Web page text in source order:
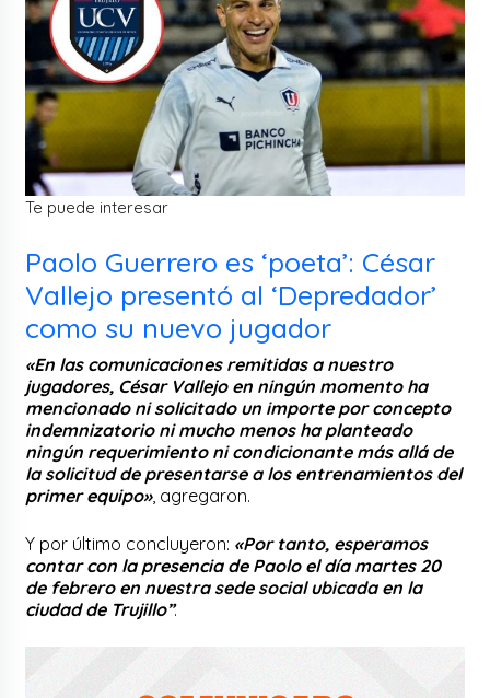
Te puede interesar
Paolo Guerrero es ‘poeta’: César
Vallejo presentó al ‘Depredador’
como su nuevo jugador
«En las comunicaciones remitidas a nuestro
jugadores, César Vallejo en ningún momento ha
mencionado ni solicitado un importe por concepto
indemnizatorio ni mucho menos ha planteado
ningún requerimiento ni condicionante más allá de
la solicitud de presentarse a los entrenamientos del
primer equipo», agregaron.
Y por último concluyeron: «Por tanto, esperamos
contar con la presencia de Paolo el día martes 20
de febrero en nuestra sede social ubicada en la
ciudad de Trujillo”.